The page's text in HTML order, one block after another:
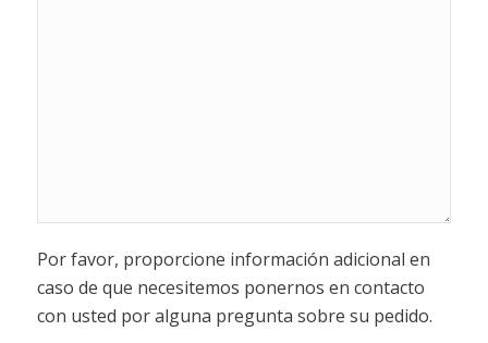
Por favor, proporcione información adicional en
caso de que necesitemos ponernos en contacto
con usted por alguna pregunta sobre su pedido.